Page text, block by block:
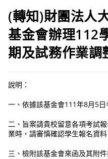
(轉知)財團法人
基金會辦理112
期及試務作業調
說明：
一、依據該基金會111年8月5
二、旨案請貴校留意各項考試
業時，請審慎確認學生報名資
三、檢附該基金會來函及其附